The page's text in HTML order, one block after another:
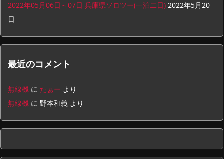
2022年05月06日～07日 兵庫県ソロツー(一泊二日) 2022年5月20
日
最近のコメント
無線機 に たぁー より
無線機 に 野本和義 より